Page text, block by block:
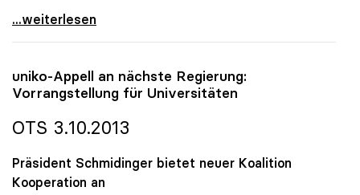
Rektoren gegen „Filetierung\" des
...weiterlesen
uniko-Appell an nächste Regierung:
Vorrangstellung für Universitäten
OTS 3.10.2013
Präsident Schmidinger bietet neuer Koalition
Kooperation an